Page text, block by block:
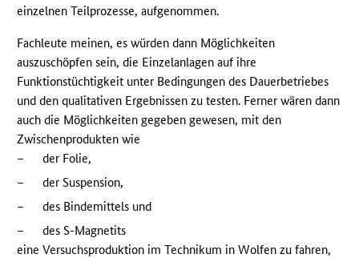
einzelnen Teilprozesse, aufgenommen.
Fachleute meinen, es würden dann Möglichkeiten
auszuschöpfen sein, die Einzelanlagen auf ihre
Funktionstüchtigkeit unter Bedingungen des Dauerbetriebes
und den qualitativen Ergebnissen zu testen. Ferner wären dann
auch die Möglichkeiten gegeben gewesen, mit den
Zwischenprodukten wie
–
der Folie,
–
der Suspension,
–
des Bindemittels und
–
des S-Magnetits
eine Versuchsproduktion im Technikum in Wolfen zu fahren,